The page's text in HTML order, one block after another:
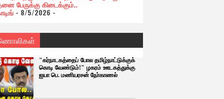
பேருக்கு கிடைக்கும்..
- 8/5/2026 -
"கர்நாடகத்தைப் போல தமிழ்நாட்டுக்குக்
கொடி வேண்டும்!" ழகரம் ஊடகத்துக்கு
ஐயா பெ. மணியரசன் நோ்காணல்